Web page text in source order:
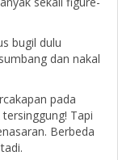
bugil dulu
dan nakal
pada
Tapi
Berbeda